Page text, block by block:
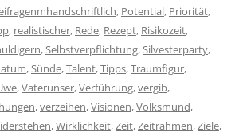
, Potential, Priorität,
, realistischer, Rede, Rezept, Risikozeit,
,Selbstverpflichtung,Silvesterparty,
,Sünde,Talent,Tipps,Traumfigur,
,Vaterunser,Verführung,vergib,
,verzeihen,Visionen,Volksmund,
,Wirklichkeit,Zeit,Zeitrahmen,Ziele,